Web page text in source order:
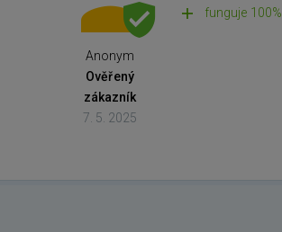
Anonym
Ověřený
zákazník
7. 5. 2025
funguje 100%